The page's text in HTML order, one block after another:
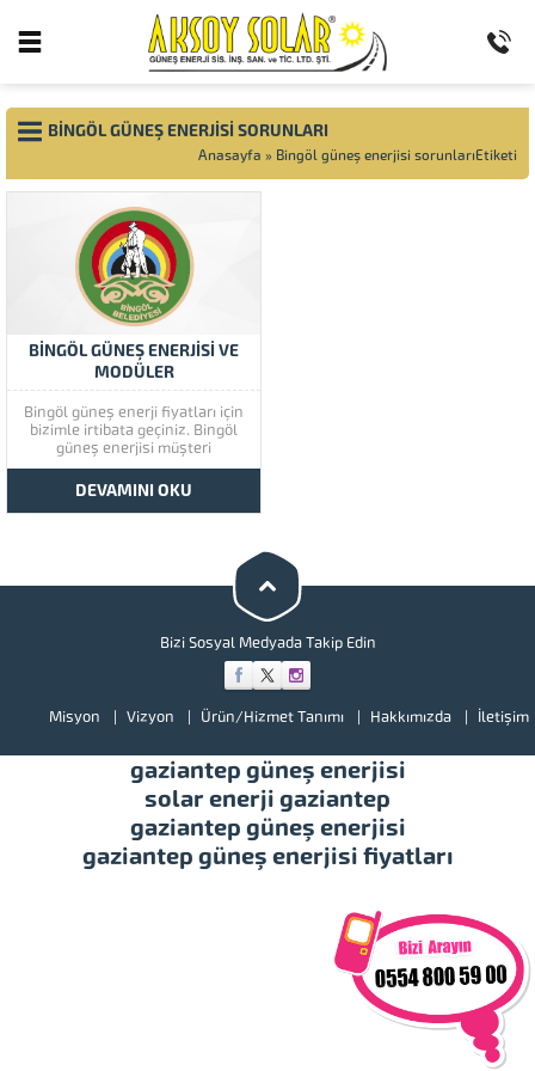
BINGÖL GÜNEŞ ENERJISI SORUNLARI
Anasayfa » Bingöl güneş enerjisi sorunlarıEtiketi
BİNGÖL GÜNEŞ ENERJİSİ VE
MODÜLER
Bingöl güneş enerji fiyatları için
bizimle irtibata geçiniz. Bingöl
güneş enerjisi müşteri
memnuniyetine çok önem
vermektedir. Bingöl güneş
enerjisinin kaliteli ürünlerini
görmek için lütfen ürünlerimize
illerimizde hizmet vermekteyiz.
Tüm soru,...
DEVAMINI OKU
Bizi Sosyal Medyada Takip Edin
Misyon Vizyon Ürün/Hizmet Tanımı Hakkımızda İletişim
gaziantep güneş enerjisi
solar enerji gaziantep
gaziantep güneş enerjisi
gaziantep güneş enerjisi fiyatları